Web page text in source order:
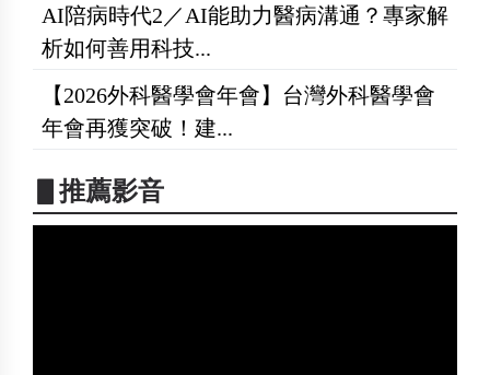
AI陪病時代2／AI能助力醫病溝通？專家解
析如何善用科技...
【2026外科醫學會年會】台灣外科醫學會
年會再獲突破！建...
▋推薦影音